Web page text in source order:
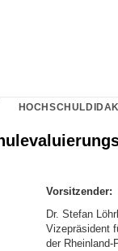
Vorsitzender:
Dr. Stefan
Vizepräsident
der Rheinland-